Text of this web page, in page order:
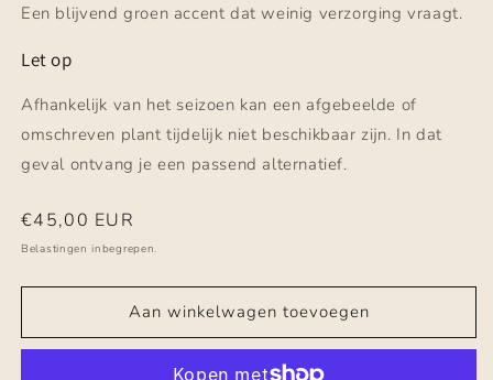
Een blijvend groen accent dat weinig verzorging vraagt.
Let op
Afhankelijk van het seizoen kan een afgebeelde of
omschreven plant tijdelijk niet beschikbaar zijn. In dat
geval ontvang je een passend alternatief.
Normale
prijs
€45,00 EUR
Belastingen inbegrepen.
Aan winkelwagen toevoegen